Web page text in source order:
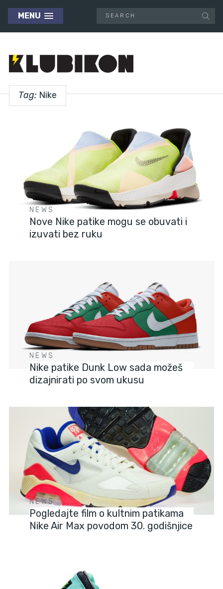
MENU
Tag: Nike
NEWS
Nove Nike patike mogu se obuvati i
izuvati bez ruku
NEWS
Nike patike Dunk Low sada možeš
dizajnirati po svom ukusu
NEWS
Pogledajte film o kultnim patikama
Nike Air Max povodom 30. godišnjice